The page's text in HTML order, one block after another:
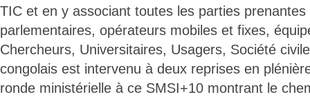
TIC et en y associant toutes les parties
parlementaires, opérateurs mobiles et fixes,
Chercheurs, Universitaires, Usagers, Société
congolais est intervenu à deux reprises en
ronde ministérielle à ce SMSI+10 montrant le